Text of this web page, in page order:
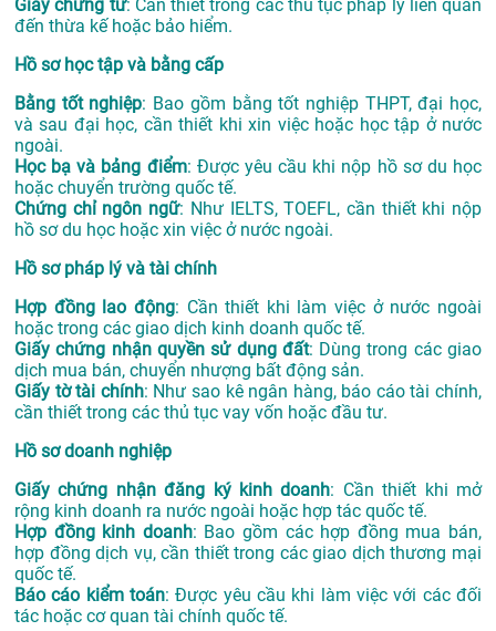
Giấy chứng tử: Cần thiết trong các thủ tục pháp lý liên quan
đến thừa kế hoặc bảo hiểm.
Hồ sơ học tập và bằng cấp
Bằng tốt nghiệp: Bao gồm bằng tốt nghiệp THPT, đại học,
và sau đại học, cần thiết khi xin việc hoặc học tập ở nước
ngoài.
Học bạ và bảng điểm: Được yêu cầu khi nộp hồ sơ du học
hoặc chuyển trường quốc tế.
Chứng chỉ ngôn ngữ: Như IELTS, TOEFL, cần thiết khi nộp
hồ sơ du học hoặc xin việc ở nước ngoài.
Hồ sơ pháp lý và tài chính
Hợp đồng lao động: Cần thiết khi làm việc ở nước ngoài
hoặc trong các giao dịch kinh doanh quốc tế.
Giấy chứng nhận quyền sử dụng đất: Dùng trong các giao
dịch mua bán, chuyển nhượng bất động sản.
Giấy tờ tài chính: Như sao kê ngân hàng, báo cáo tài chính,
cần thiết trong các thủ tục vay vốn hoặc đầu tư.
Hồ sơ doanh nghiệp
Giấy chứng nhận đăng ký kinh doanh: Cần thiết khi mở
rộng kinh doanh ra nước ngoài hoặc hợp tác quốc tế.
Hợp đồng kinh doanh: Bao gồm các hợp đồng mua bán,
hợp đồng dịch vụ, cần thiết trong các giao dịch thương mại
quốc tế.
Báo cáo kiểm toán: Được yêu cầu khi làm việc với các đối
tác hoặc cơ quan tài chính quốc tế.